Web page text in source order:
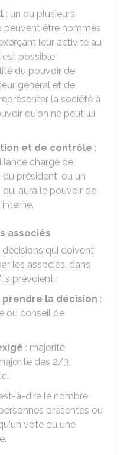
: un ou plusieurs
peuvent être nommés
leur activité au
est possible
du pouvoir de
général et de
la société à
qu'on ne peut lui
et de contrôle :
chargé de
président, ou un
aura le pouvoir de
associés
qui doivent
les associés, dans
prévoient :
la décision :
ou conseil de
: majorité
des 2/3,
à-dire le nombre
présentes ou
vote ou une